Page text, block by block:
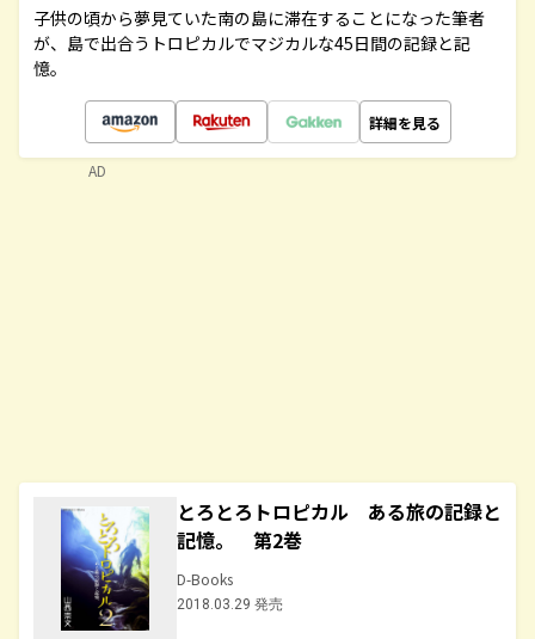
子供の頃から夢見ていた南の島に滞在することになった筆者
が、島で出合うトロピカルでマジカルな45日間の記録と記
憶。
詳細を見る
とろとろトロピカル ある旅の記録と
記憶。 第2巻
D-Books
2018.03.29 発売
AD